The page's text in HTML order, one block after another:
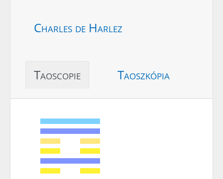
Charles de Harlez
Taoscopie Taoszkópia